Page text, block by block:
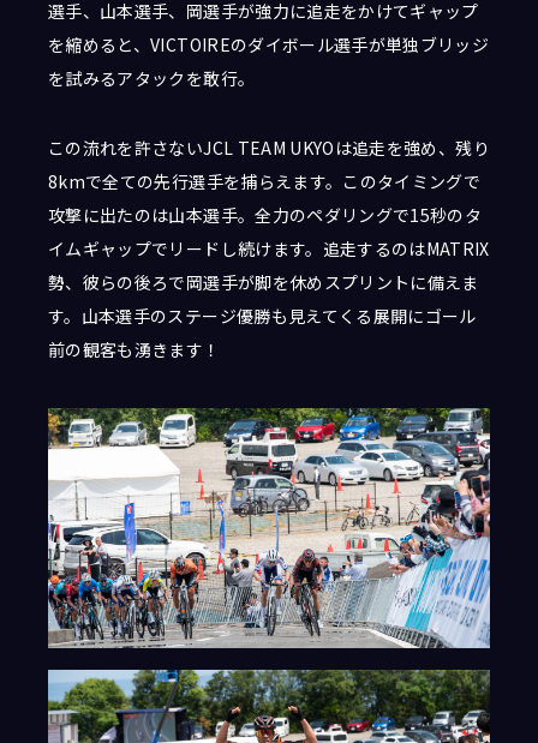
選手、山本選手、岡選手が強力に追走をかけてギャップ
を縮めると、VICTOIREのダイボール選手が単独ブリッジ
を試みるアタックを敢行。
この流れを許さないJCL TEAM UKYOは追走を強め、残り
8kmで全ての先行選手を捕らえます。このタイミングで
攻撃に出たのは山本選手。全力のペダリングで15秒のタ
イムギャップでリードし続けます。追走するのはMATRIX
勢、彼らの後ろで岡選手が脚を休めスプリントに備えま
す。山本選手のステージ優勝も見えてくる展開にゴール
前の観客も湧きます！